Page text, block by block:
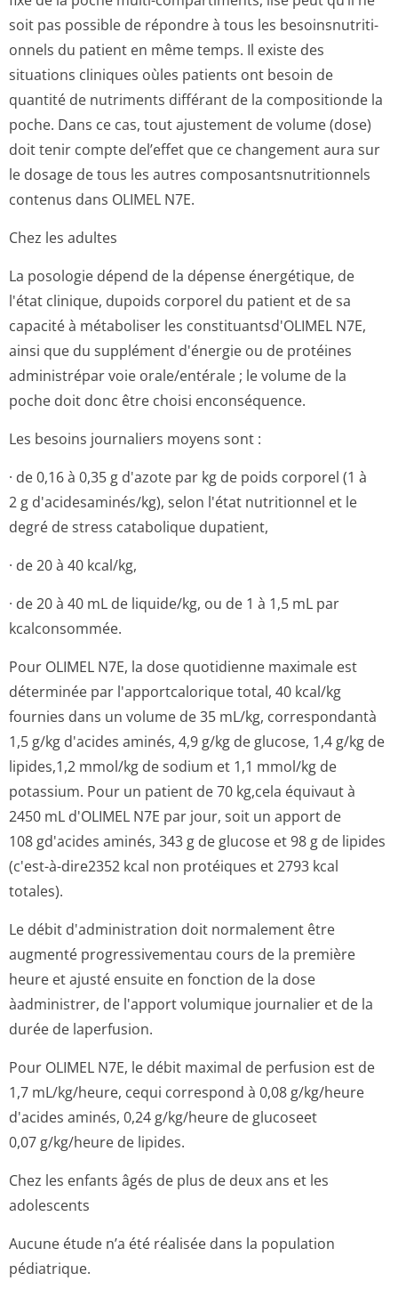
soit pas possible de répondre à tous les besoinsnutriti­
onnels du patient en même temps. Il existe des
situations cliniques oùles patients ont besoin de
quantité de nutriments différant de la compositionde la
poche. Dans ce cas, tout ajustement de volume (dose)
doit tenir compte del’effet que ce changement aura sur
le dosage de tous les autres composantsnutri­tionnels
contenus dans OLIMEL N7E.
Chez les adultes
La posologie dépend de la dépense énergétique, de
l'état clinique, dupoids corporel du patient et de sa
capacité à métaboliser les constituantsd'O­LIMEL N7E,
ainsi que du supplément d'énergie ou de protéines
administrépar voie orale/entérale ; le volume de la
poche doit donc être choisi enconséquence.
Les besoins journaliers moyens sont :
· de 0,16 à 0,35 g d'azote par kg de poids corporel (1 à
2 g d'acidesaminés/kg), selon l'état nutritionnel et le
degré de stress catabolique dupatient,
· de 20 à 40 kcal/kg,
· de 20 à 40 mL de liquide/kg, ou de 1 à 1,5 mL par
kcalconsommée.
Pour OLIMEL N7E, la dose quotidienne maximale est
déterminée par l'apportcalorique total, 40 kcal/kg
fournies dans un volume de 35 mL/kg, correspondantà
1,5 g/kg d'acides aminés, 4,9 g/kg de glucose, 1,4 g/kg de
lipides,1,2 mmol/kg de sodium et 1,1 mmol/kg de
potassium. Pour un patient de 70 kg,cela équivaut à
2450 mL d'OLIMEL N7E par jour, soit un apport de
108 gd'acides aminés, 343 g de glucose et 98 g de lipides
(c'est-à-dire2352 kcal non protéiques et 2793 kcal
totales).
Le débit d'administration doit normalement être
augmenté progressivementau cours de la première
heure et ajusté ensuite en fonction de la dose
àadministrer, de l'apport volumique journalier et de la
durée de laperfusion.
Pour OLIMEL N7E, le débit maximal de perfusion est de
1,7 mL/kg/heure, cequi correspond à 0,08 g/kg/heure
d'acides aminés, 0,24 g/kg/heure de glucoseet
0,07 g/kg/heure de lipides.
Chez les enfants âgés de plus de deux ans et les
adolescents
Aucune étude n’a été réalisée dans la population
pédiatrique.